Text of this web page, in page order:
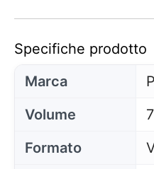
Specifiche prodotto
Marca
Volume
Formato